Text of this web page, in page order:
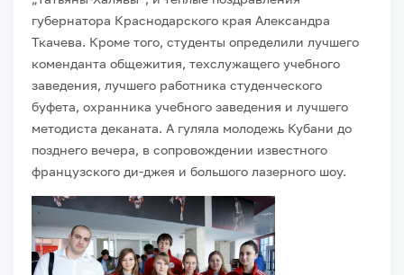
губернатора Краснодарского края Александра
Ткачева. Кроме того, студенты определили лучшего
коменданта общежития, техслужащего учебного
заведения, лучшего работника студенческого
буфета, охранника учебного заведения и лучшего
методиста деканата. А гуляла молодежь Кубани до
позднего вечера, в сопровождении известного
французского ди-джея и большого лазерного шоу.